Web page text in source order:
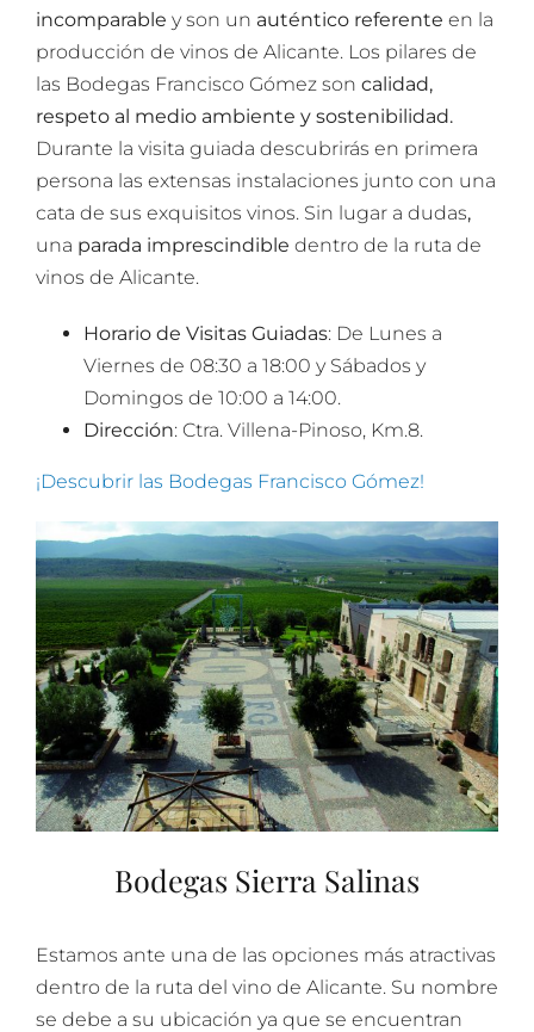
incomparable y son un auténtico referente en la
producción de vinos de Alicante. Los pilares de
las Bodegas Francisco Gómez son calidad,
respeto al medio ambiente y sostenibilidad.
Durante la visita guiada descubrirás en primera
persona las extensas instalaciones junto con una
cata de sus exquisitos vinos. Sin lugar a dudas,
una parada imprescindible dentro de la ruta de
vinos de Alicante.
Horario de Visitas Guiadas: De Lunes a
Viernes de 08:30 a 18:00 y Sábados y
Domingos de 10:00 a 14:00.
Dirección: Ctra. Villena-Pinoso, Km.8.
¡Descubrir las Bodegas Francisco Gómez!
Bodegas Sierra Salinas
Estamos ante una de las opciones más atractivas
dentro de la ruta del vino de Alicante. Su nombre
se debe a su ubicación ya que se encuentran